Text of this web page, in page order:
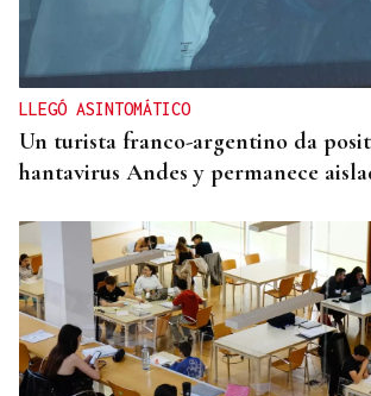
LLEGÓ ASINTOMÁTICO
Un turista franco-argentino da
hantavirus Andes y permanece